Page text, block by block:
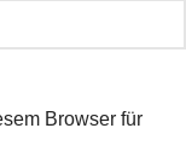
Browser für